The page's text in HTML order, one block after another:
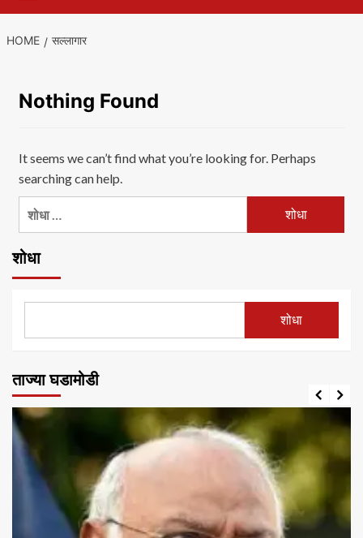
HOME सल्लागार
Nothing Found
It seems we can’t find what you’re looking for. Perhaps
searching can help.
यांचा
घ्या
:
शोधा
शोधा
ताज्या घडामोडी